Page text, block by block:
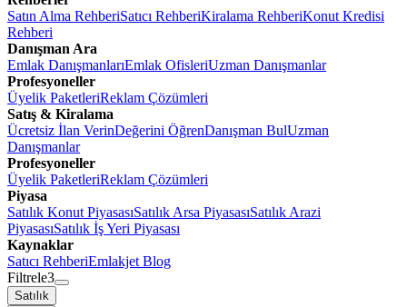
Satın Alma RehberiSatıcı RehberiKiralama RehberiKonut Kredisi
Rehberi
Danışman Ara
Emlak DanışmanlarıEmlak OfisleriUzman Danışmanlar
Profesyoneller
Üyelik PaketleriReklam Çözümleri
Satış & Kiralama
Ücretsiz İlan VerinDeğerini ÖğrenDanışman BulUzman
Danışmanlar
Profesyoneller
Üyelik PaketleriReklam Çözümleri
Piyasa
Satılık Konut PiyasasıSatılık Arsa PiyasasıSatılık Arazi
PiyasasıSatılık İş Yeri Piyasası
Kaynaklar
Satıcı RehberiEmlakjet Blog
Filtrele3
Satılık